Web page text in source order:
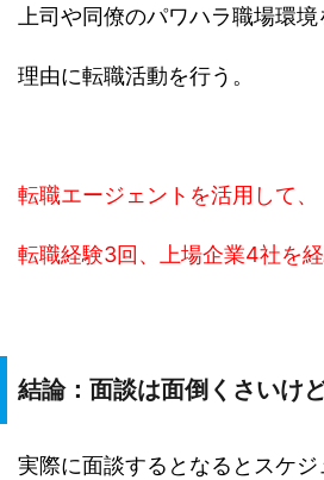
上司や同僚のパワハラ職場環境
理由に転職活動を行う。
転職エージェントを活用して、
転職経験3回、上場企業4社を経
結論：面談は面倒くさいけ
実際に面談するとなるとスケ